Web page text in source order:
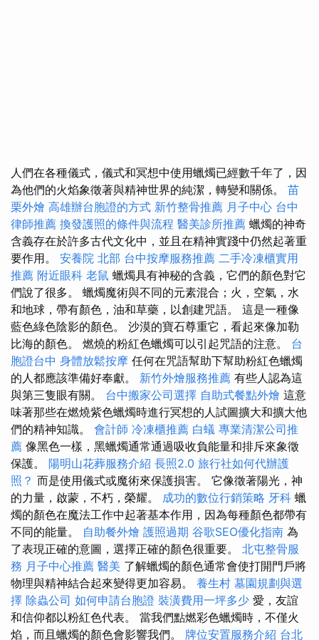
人們在各種儀式，儀式和冥想中使用蠟燭已經數千年了，因
為他們的火焰象徵著與精神世界的純潔，轉變和關係。 苗
栗外燴 高雄辦台胞證的方式 新竹整骨推薦 月子中心 台中
律師推薦 換發護照的條件與流程 醫美診所推薦 蠟燭的神奇
含義存在於許多古代文化中，並且在精神實踐中仍然起著重
要作用。 安養院 北部 台中按摩服務推薦 二手冷凍櫃實用
推薦 附近眼科 老鼠 蠟燭具有神秘的含義，它們的顏色對它
們說了很多。 蠟燭魔術與不同的元素混合；火，空氣，水
和地球，帶有顏色，油和草藥，以創建咒語。 這是一種像
藍色綠色陰影的顏色。 沙漠的寶石尊重它，看起來像加勒
比海的顏色。 燃燒的粉紅色蠟燭可以引起咒語的注意。 台
胞證台中 身體放鬆按摩 任何在咒語幫助下幫助粉紅色蠟燭
的人都應該準備好奉獻。 新竹外燴服務推薦 有些人認為這
與第三隻眼有關。 台中搬家公司選擇 自助式餐點外燴 這意
味著那些在燃燒紫色蠟燭時進行冥想的人試圖擴大和擴大他
們的精神知識。 會計師 冷凍櫃推薦 白蟻 專業清潔公司推
薦 像黑色一樣，黑蠟燭通常通過吸收負能量和排斥來象徵
保護。 陽明山花葬服務介紹 長照2.0 旅行社如何代辦護
照？ 而是使用儀式或魔術來保護損害。 它像徵著陽光，神
的力量，啟蒙，不朽，榮耀。 成功的數位行銷策略 牙科 蠟
燭的顏色在魔法工作中起著基本作用，因為每種顏色都帶有
不同的能量。 自助餐外燴 護照過期 谷歌SEO優化指南 為
了表現正確的意圖，選擇正確的顏色很重要。 北屯整骨服
務 月子中心推薦 醫美 了解蠟燭的顏色通常會使打開門戶將
物理與精神結合起來變得更加容易。 養生村 墓園規劃與選
擇 除蟲公司 如何申請台胞證 裝潢費用一坪多少 愛，友誼
和信仰都以粉紅色代表。 當我們點燃彩色蠟燭時，不僅火
焰，而且蠟燭的顏色會影響我們。 牌位安置服務介紹 台北